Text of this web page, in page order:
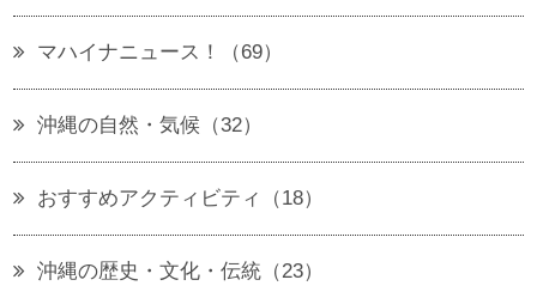
マハイナニュース！（69）
沖縄の自然・気候（32）
おすすめアクティビティ（18）
沖縄の歴史・文化・伝統（23）